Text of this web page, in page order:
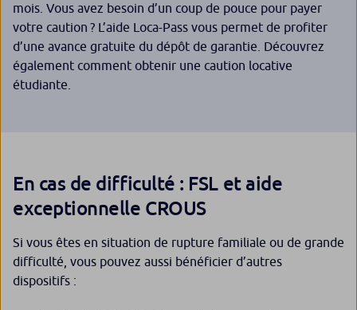
mois. Vous avez besoin d’un coup de pouce pour payer
votre caution ? L’aide Loca-Pass vous permet de profiter
d’une avance gratuite du dépôt de garantie. Découvrez
également comment obtenir une caution locative
étudiante.
En cas de difficulté : FSL et aide
exceptionnelle CROUS
Si vous êtes en situation de rupture familiale ou de grande
difficulté, vous pouvez aussi bénéficier d’autres
dispositifs :